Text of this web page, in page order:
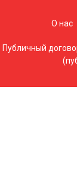
О нас
Публичный